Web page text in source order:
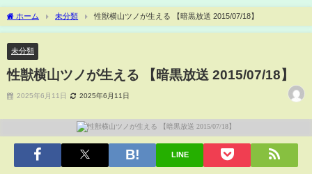
ホーム 未分類 性獣横山ツノが生える 【暗黒放送 2015/07/18】
未分類
性獣横山ツノが生える 【暗黒放送 2015/07/18】
2025年6月11日 2025年6月11日
LINE